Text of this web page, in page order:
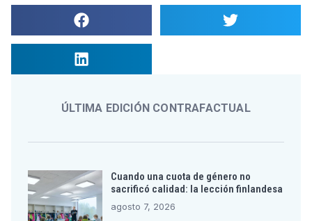
ÚLTIMA EDICIÓN CONTRAFACTUAL
Cuando una cuota de género no
sacrificó calidad: la lección finlandesa
agosto 7, 2026